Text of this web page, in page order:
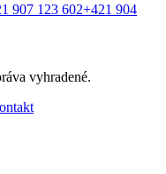
907 123 602+421 904
vyhradené.